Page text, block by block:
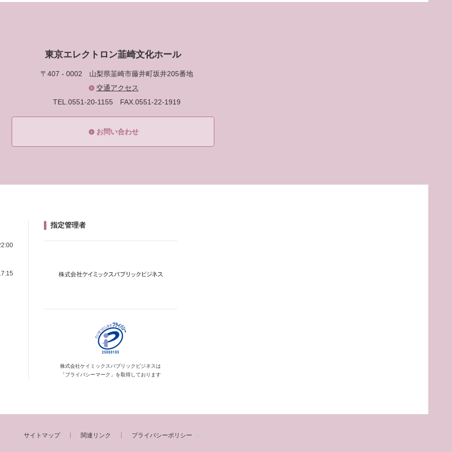
東京エレクトロン韮崎文化ホール
〒407 - 0002 山梨県韮崎市藤井町坂井205番地
交通アクセス
TEL.0551-20-1155 FAX.0551-22-1919
お問い合わせ
指定管理者
株式会社ケイミックス パブリックビジネスは
「プライバシーマーク」を取得しております
サイトマップ 関連リンク プライバシーポリシー